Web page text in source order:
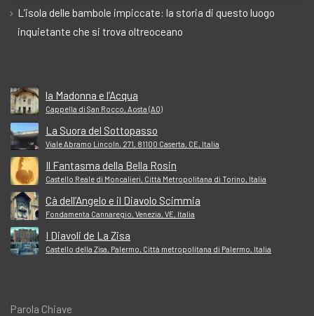
L’isola delle bambole impiccate: la storia di questo luogo
inquietante che si trova oltreoceano
la Madonna e l’Acqua
Cappella di San Rocco, Aosta (AO)
La Suora del Sottopasso
Viale Abramo Lincoln, 271, 81100 Caserta, CE, Italia
Il Fantasma della Bella Rosin
Castello Reale di Moncalieri, Città Metropolitana di Torino, Italia
Cà dell’Angelo e il Diavolo Scimmia
Fondamenta Cannaregio, Venezia, VE, Italia
I Diavoli de La Zisa
Castello della Zisa, Palermo, Città metropolitana di Palermo, Italia
Parola Chiave